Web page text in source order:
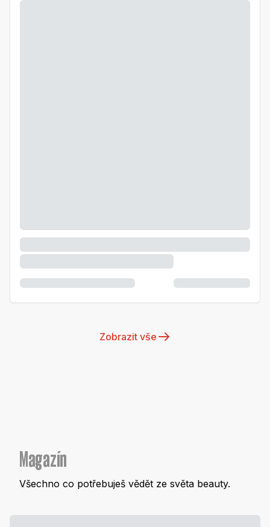
Zobrazit vše
Magazín
Všechno co potřebuješ vědět ze světa beauty.